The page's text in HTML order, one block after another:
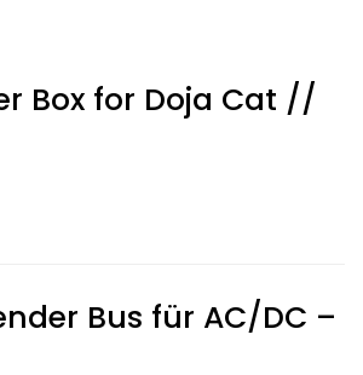
Box for Doja Cat //
Bus für AC/DC –